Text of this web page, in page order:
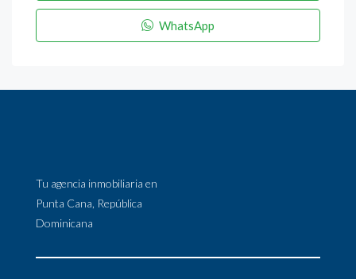
WhatsApp
Tu agencia inmobiliaria en
Punta Cana, República
Dominicana